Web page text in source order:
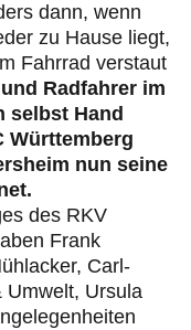
dann, wenn
zu Hause liegt,
Fahrrad verstaut
Radfahrer im
selbst Hand
Württemberg
nun seine
des RKV
Frank
Carl-
Umwelt, Ursula